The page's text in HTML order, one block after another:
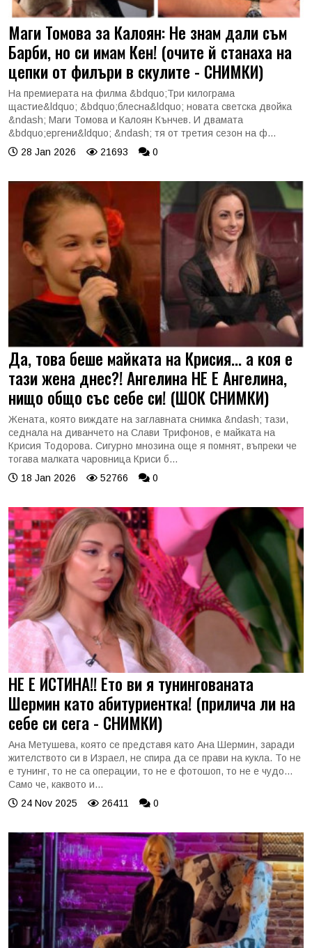
Маги Томова за Калоян: Не знам дали съм
Барби, но си имам Кен! (очите й станаха на
цепки от филъри в скулите - СНИМКИ)
На премиерата на филма &bdquo;Три килограма
щастие&ldquo; &bdquo;блесна&ldquo; новата светска двойка
&ndash; Маги Томова и Калоян Кънчев. И двамата
&bdquo;ергени&ldquo; &ndash; тя от третия сезон на ф...
28 Jan 2026
21693 0
Да, това беше майката на Крисия... а коя е
тази жена днес?! Ангелина НЕ Е Ангелина,
нищо общо със себе си! (ШОК СНИМКИ)
Жената, която виждате на заглавната снимка &ndash; тази,
седнала на диванчето на Слави Трифонов, е майката на
Крисия Тодорова. Сигурно мнозина още я помнят, въпреки че
тогава малката чаровница Криси б...
18 Jan 2026
52766 0
НЕ Е ИСТИНА!! Ето ви я тунингованата
Шермин като абитуриентка! (прилича ли на
себе си сега - СНИМКИ)
Ана Метушева, която се представя като Ана Шермин, заради
жителството си в Израел, не спира да се прави на кукла. То не
е тунинг, то не са операции, то не е фотошоп, то не е чудо...
Само че, каквото и...
24 Nov 2025
26411 0